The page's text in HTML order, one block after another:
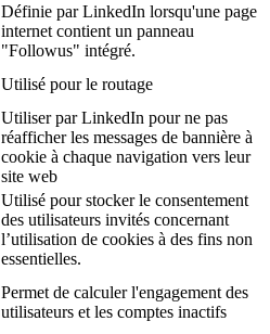
Définie par LinkedIn lorsqu'une page
internet contient un panneau
"Followus" intégré.
Utilisé pour le routage
Utiliser par LinkedIn pour ne pas
réafficher les messages de bannière à
cookie à chaque navigation vers leur
site web
Utilisé pour stocker le consentement
des utilisateurs invités concernant
l’utilisation de cookies à des fins non
essentielles.
Permet de calculer l'engagement des
utilisateurs et les comptes inactifs